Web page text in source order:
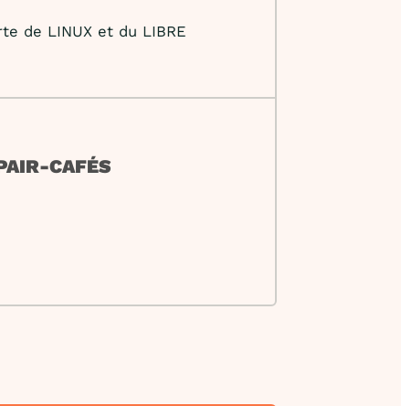
de LINUX et du LIBRE
CAFÉS